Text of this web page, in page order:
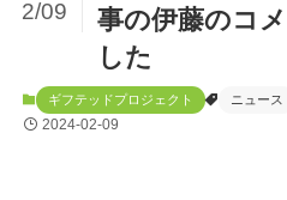
事の伊藤のコ
した
2/09
ギフテッドプロジェクト ニュース
2024-02-09